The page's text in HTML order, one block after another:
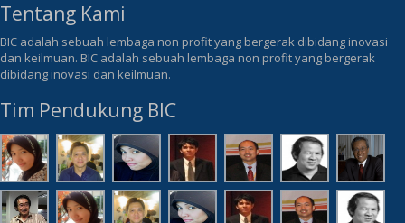
Tentang Kami
BIC adalah sebuah lembaga non profit yang bergerak dibidang inovasi
dan keilmuan. BIC adalah sebuah lembaga non profit yang bergerak
dibidang inovasi dan keilmuan.
Tim Pendukung BIC